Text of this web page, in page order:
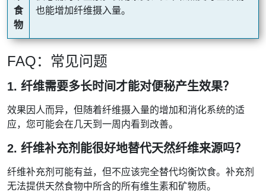
食
物
也能增加纤维摄入量。
FAQ：常见问题
1. 纤维需要多长时间才能对便秘产生效果？
效果因人而异，但随着纤维摄入量的增加和消化系统的适
应，您可能会在几天到一周内看到改善。
2. 纤维补充剂能很好地替代天然纤维来源吗？
纤维补充剂可能有益，但不应该完全替代均衡饮食。补充剂
无法提供天然食物中所含的所有维生素和矿物质。